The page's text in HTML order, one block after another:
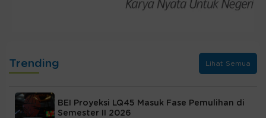
Trending Lihat Semua
BEI Proyeksi LQ45 Masuk Fase Pemulihan di
Semester II 2026